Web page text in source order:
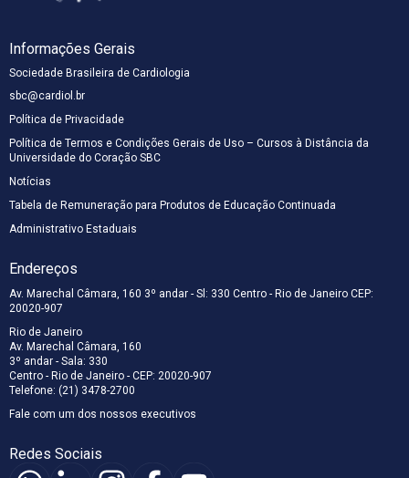
Informações Gerais
Sociedade Brasileira de Cardiologia
sbc@cardiol.br
Política de Privacidade
Política de Termos e Condições Gerais de Uso – Cursos à Distância da
Universidade do Coração SBC
Notícias
Tabela de Remuneração para Produtos de Educação Continuada
Administrativo Estaduais
Endereços
Av. Marechal Câmara, 160 3º andar - Sl: 330 Centro - Rio de Janeiro CEP:
20020-907
Rio de Janeiro
Av. Marechal Câmara, 160
3º andar - Sala: 330
Centro - Rio de Janeiro - CEP: 20020-907
Telefone: (21) 3478-2700
Fale com um dos nossos executivos
Redes Sociais